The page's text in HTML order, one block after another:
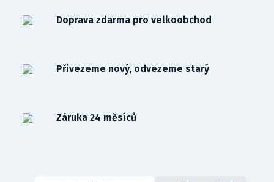
Doprava zdarma pro velkoobchod
Přivezeme nový, odvezeme starý
Záruka 24 měsíců